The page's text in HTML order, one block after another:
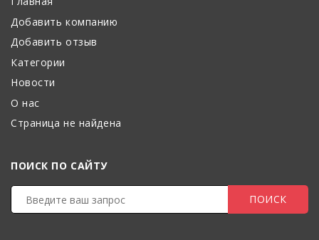
Добавить компанию
Добавить отзыв
Категории
Новости
О нас
Страница не найдена
ПОИСК ПО САЙТУ
ПОИСК